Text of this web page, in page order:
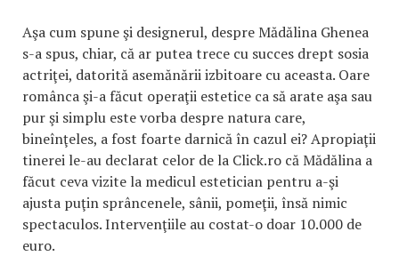
Aşa cum spune şi designerul, despre Mădălina Ghenea
s-a spus, chiar, că ar putea trece cu succes drept sosia
actriţei, datorită asemănării izbitoare cu aceasta. Oare
românca şi-a făcut operaţii estetice ca să arate aşa sau
pur şi simplu este vorba despre natura care,
bineînţeles, a fost foarte darnică în cazul ei? Apropiaţii
tinerei le-au declarat celor de la Click.ro că Mădălina a
făcut ceva vizite la medicul estetician pentru a-şi
ajusta puţin sprâncenele, sânii, pomeţii, însă nimic
spectaculos. Intervenţiile au costat-o doar 10.000 de
euro.